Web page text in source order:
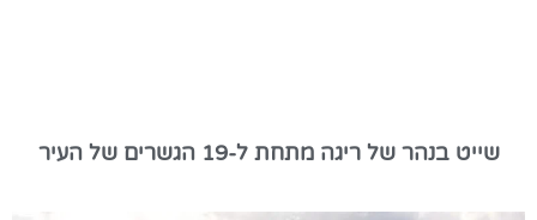
שייט בנהר של ריגה מתחת ל-19 הגשרים של העיר